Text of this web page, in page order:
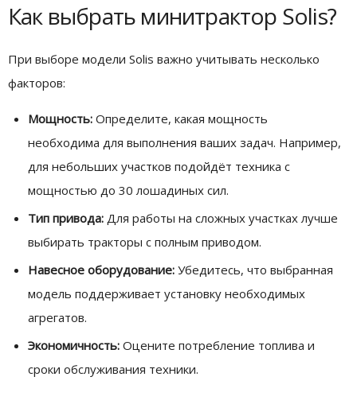
Как выбрать минитрактор Solis?
При выборе модели Solis важно учитывать несколько
факторов:
Мощность: Определите, какая мощность
необходима для выполнения ваших задач. Например,
для небольших участков подойдёт техника с
мощностью до 30 лошадиных сил.
Тип привода: Для работы на сложных участках лучше
выбирать тракторы с полным приводом.
Навесное оборудование: Убедитесь, что выбранная
модель поддерживает установку необходимых
агрегатов.
Экономичность: Оцените потребление топлива и
сроки обслуживания техники.